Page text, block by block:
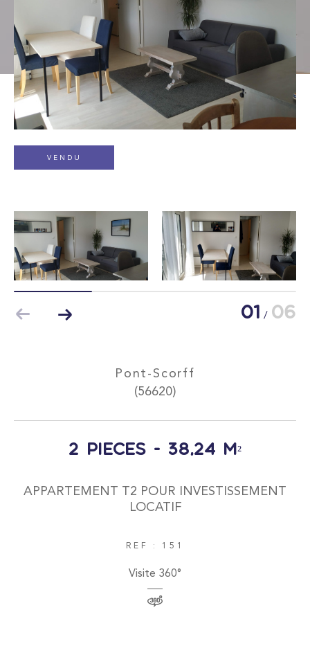
VENDU
01 / 06
Pont-Scorff
(56620)
2 pièces - 38,24 m²
APPARTEMENT T2 POUR INVESTISSEMENT
LOCATIF
REF : 151
Visite 360°
Sélectionner
Budget
1 2 4
AFFINER LES CRITÈRES
Terrasse